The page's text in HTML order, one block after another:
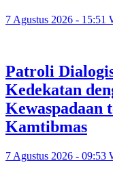
7 Agustus 2026 - 15:51
Patroli
Kedekatan
Kewaspadaan
Kamtibmas
7 Agustus 2026 - 09:53